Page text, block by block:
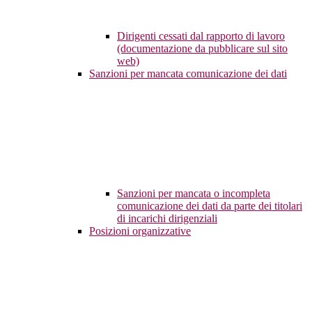
Dirigenti cessati dal rapporto di lavoro
(documentazione da pubblicare sul sito
web)
Sanzioni per mancata comunicazione dei dati
Sanzioni per mancata o incompleta
comunicazione dei dati da parte dei titolari
di incarichi dirigenziali
Posizioni organizzative